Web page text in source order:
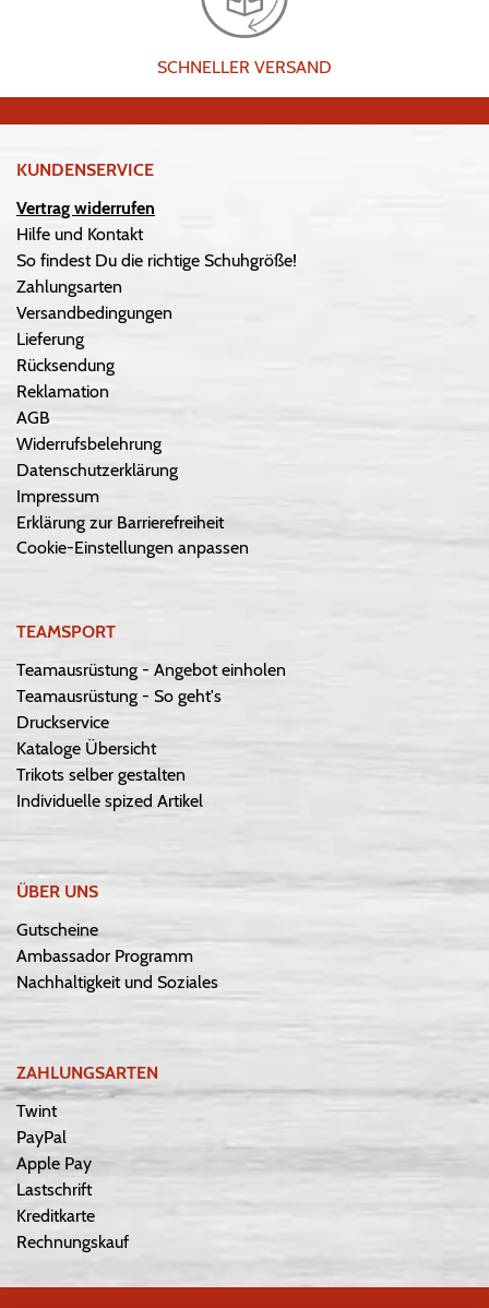
SCHNELLER VERSAND
KUNDENSERVICE
Vertrag widerrufen
Hilfe und Kontakt
So findest Du die richtige Schuhgröße!
Zahlungsarten
Versandbedingungen
Lieferung
Rücksendung
Reklamation
AGB
Widerrufsbelehrung
Datenschutzerklärung
Impressum
Erklärung zur Barrierefreiheit
Cookie-Einstellungen anpassen
TEAMSPORT
Teamausrüstung - Angebot einholen
Teamausrüstung - So geht's
Druckservice
Kataloge Übersicht
Trikots selber gestalten
Individuelle spized Artikel
ÜBER UNS
Gutscheine
Ambassador Programm
Nachhaltigkeit und Soziales
ZAHLUNGSARTEN
Twint
PayPal
Apple Pay
Lastschrift
Kreditkarte
Rechnungskauf